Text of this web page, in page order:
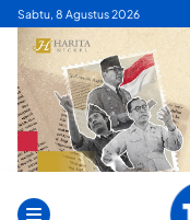
Skip
content
Sabtu, 8 Agustus 2026